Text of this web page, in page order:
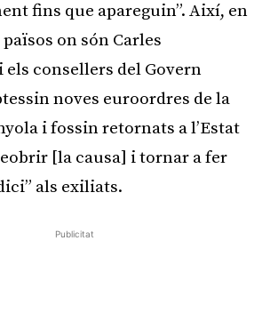
fins que apareguin”. Així, en
on són Carles
consellers del Govern
noves euroordres de la
i fossin retornats a l’Estat
[la causa] i tornar a fer
als exiliats.
Publicitat